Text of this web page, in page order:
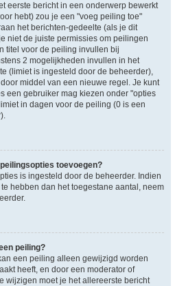
eerste bericht in een onderwerp bewerkt
hebt) zou je een "voeg peiling toe"
het berichten-gedeelte (als je dit
niet de juiste permissies om peilingen
titel voor de peiling invullen bij
2 mogelijkheden invullen in het
(limiet is ingesteld door de beheerder),
middel van een nieuwe regel. Je kunt
een gebruiker mag kiezen onder "opties
in dagen voor de peiling (0 is een
toevoegen?
is ingesteld door de beheerder. Indien
hebben dan het toegestane aantal, neem
peiling?
een peiling alleen gewijzigd worden
heeft, en door een moderator of
wijzigen moet je het allereerste bericht